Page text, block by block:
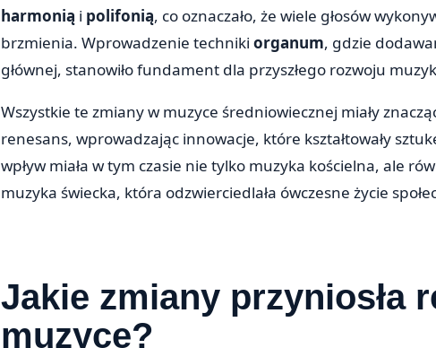
harmonią i polifonią, co oznaczało, że wiele głosów
brzmienia. Wprowadzenie techniki organum, gdzie
głównej, stanowiło fundament dla przyszłego rozwoju
Wszystkie te zmiany w muzyce średniowiecznej miały
renesans, wprowadzając innowacje, które kształtowały
wpływ miała w tym czasie nie tylko muzyka kościelna, ale
muzyka świecka, która odzwierciedlała ówczesne życie
Jakie zmiany przyniosła
muzyce?